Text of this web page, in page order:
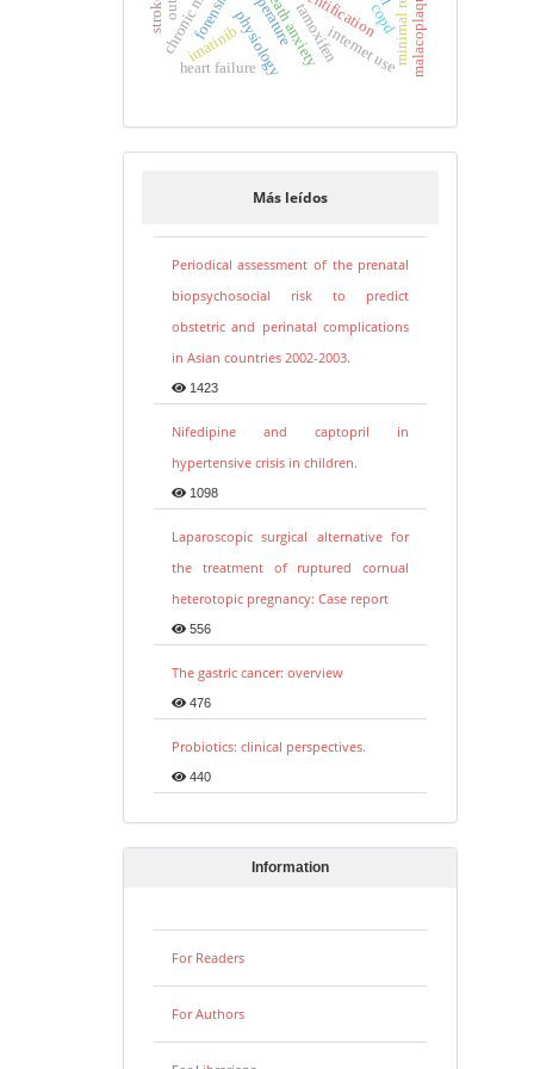
physiology
imatinib tamoxifen
death anxietyinternet use
copd
heart failure
Más leídos
Periodical assessment of the prenatal
biopsychosocial risk to predict
obstetric and perinatal complications
in Asian countries 2002-2003.
1423
Nifedipine and captopril in
hypertensive crisis in children.
1098
Laparoscopic surgical alternative for
the treatment of ruptured cornual
heterotopic pregnancy: Case report
556
The gastric cancer: overview
476
Probiotics: clinical perspectives.
440
Information
For Readers
For Authors